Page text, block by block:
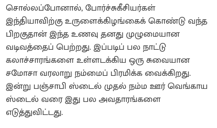
சொல்லப்போனால், போர்ச்சுகீசியர்கள்
இந்தியாவிற்கு உருளைக்கிழங்கைக் கொண்டு வந்த
பிறகுதான் இந்த உணவு தனது முழுமையான
வடிவத்தைப் பெற்றது. இப்படிப் பல நாட்டு
கலாச்சாரங்களை உள்ளடக்கிய ஒரு சுவையான
சமோசா வரலாறு நம்மைப் பிரமிக்க வைக்கிறது.
இன்று பஞ்சாபி ஸ்டைல் முதல் நம்ம ஊர் வெங்காய
ஸ்டைல் வரை இது பல அவதாரங்களை
எடுத்துவிட்டது.